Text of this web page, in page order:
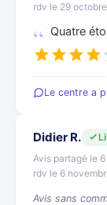
rdv le 29 octobre
Quatre
Le centre a
Didier R.
Avis partagé le
rdv le 6
Avis sans